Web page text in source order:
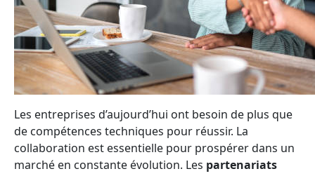
Les entreprises d’aujourd’hui ont besoin de plus que
de compétences techniques pour réussir. La
collaboration est essentielle pour prospérer dans un
marché en constante évolution. Les partenariats